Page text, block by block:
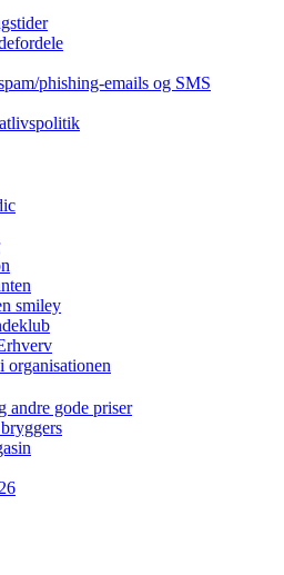
phishing-emails og SMS
smiley
andre gode priser